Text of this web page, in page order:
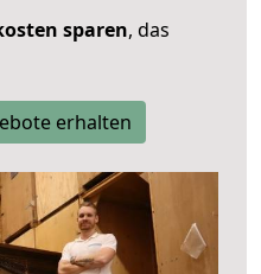
sparen, das
erhalten